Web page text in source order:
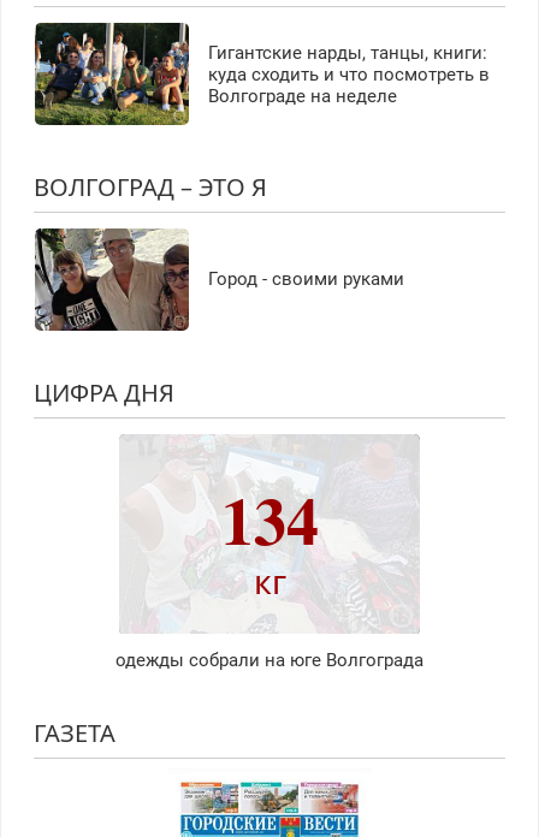
Гигантские нарды, танцы, книги:
куда сходить и что посмотреть в
Волгограде на неделе
ВОЛГОГРАД – ЭТО Я
Город - своими руками
ЦИФРА ДНЯ
134
кг
одежды собрали на юге Волгограда
ГАЗЕТА